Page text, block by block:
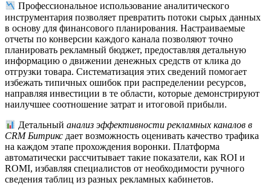
Профессиональное использование аналитического
инструментария позволяет превратить потоки сырых данных
в основу для финансового планирования. Настраиваемые
отчеты по конверсии каждого канала позволяют точно
планировать рекламный бюджет, предоставляя детальную
информацию о движении денежных средств от клика до
отгрузки товара. Систематизация этих сведений помогает
избежать типичных ошибок при распределении ресурсов,
направляя инвестиции в те области, которые демонстрируют
наилучшее соотношение затрат и итоговой прибыли.
Детальныйанализ эффективности рекламных каналов в
CRM Битрикс дает возможность оценивать качество трафика
на каждом этапе прохождения воронки. Платформа
автоматически рассчитывает такие показатели, как ROI и
ROMI, избавляя специалистов от необходимости ручного
сведения таблиц из разных рекламных кабинетов.